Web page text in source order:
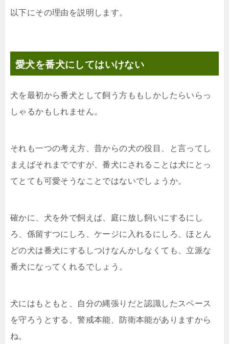
以下にその理由を説明します。
愛犬を番犬にしてはいけない
犬を最初から番犬として飼う方ももしかしたらいらっ
しゃるかもしれません。
それも一つの考え方、昔からの犬の役目、と言ってし
まえばそれまでですが、番犬にされることは犬にとっ
てとても可愛そうなことではないでしょうか。
確かに、犬を外で飼えば、庭に放し飼いにするにし
ろ、係留すつにしろ、ケージに入れるにしろ、ほとん
どの犬は番犬にするしつけなんかしなくても、立派な
番犬になってくれるでしょう。
犬にはもともと、自分の縄張りだと認識したスペース
を守ろうとする、警戒本能、防衛本能がありますから
ね。